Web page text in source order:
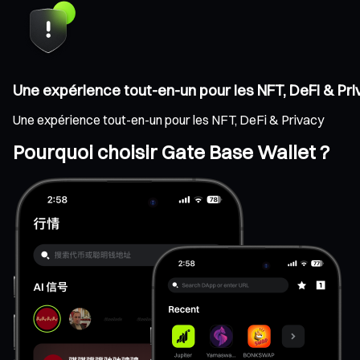
Une expérience tout-en-un pour les NFT, DeFi &
Une expérience tout-en-un pour les NFT, DeFi & Privacy
Pourquoi choisir Gate Base Wallet ?